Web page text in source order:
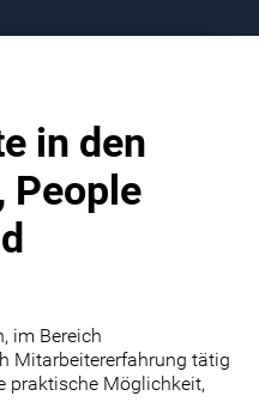
in den
People
im Bereich
Mitarbeitererfahrung tätig
praktische Möglichkeit,